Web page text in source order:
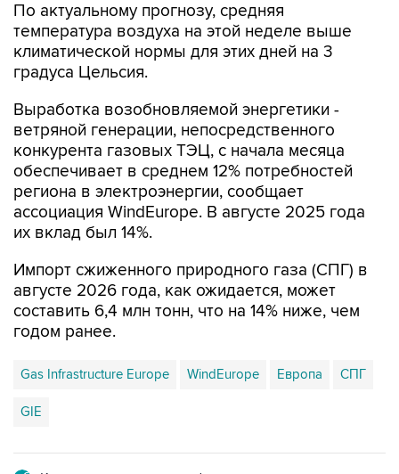
По актуальному прогнозу, средняя
температура воздуха на этой неделе выше
климатической нормы для этих дней на 3
градуса Цельсия.
Выработка возобновляемой энергетики -
ветряной генерации, непосредственного
конкурента газовых ТЭЦ, с начала месяца
обеспечивает в среднем 12% потребностей
региона в электроэнергии, сообщает
ассоциация WindEurope. В августе 2025 года
их вклад был 14%.
Импорт сжиженного природного газа (СПГ) в
августе 2026 года, как ожидается, может
составить 6,4 млн тонн, что на 14% ниже, чем
годом ранее.
Gas Infrastructure Europe WindEurope Европа СПГ
GIE